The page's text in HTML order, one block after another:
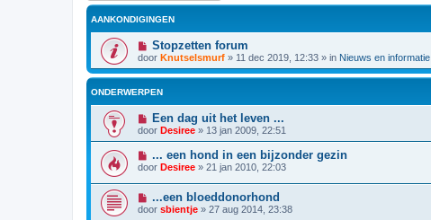
AANKONDIGINGEN
Stopzetten forum
door Knutselsmurf » 11 dec 2019, 12:33 » in Nieuws en informatie
ONDERWERPEN
Een dag uit het leven ...
door Desiree » 13 jan 2009, 22:51
... een hond in een bijzonder gezin
door Desiree » 21 jan 2010, 22:03
...een bloeddonorhond
door sbientje » 27 aug 2014, 23:38